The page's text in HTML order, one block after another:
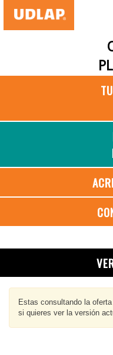
Estas consultando la
si quieres ver la versión